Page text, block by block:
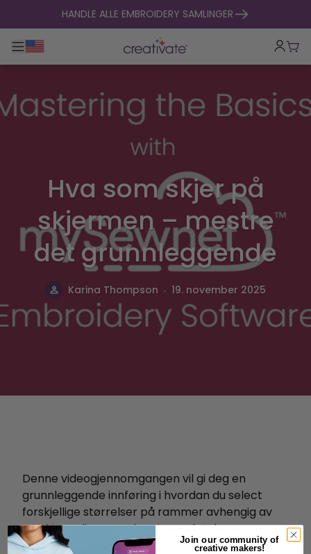
hopp til innholdHANDLE ALLE EMBROIDERY SAMLINGER
Veksle hovednavigasjon
Hva som skjer på
skjermen – mestre
det grunnleggende
Karina Thompson . 19. november 2025
Denne videogjennomgangen vil gi deg en
grunnleggende innføring i hvordan du select
forskjellige størrelser på rammer avhengig av
maskinen din, og endre utseendet deres om
nødvendig.
Join our community of
creative makers!